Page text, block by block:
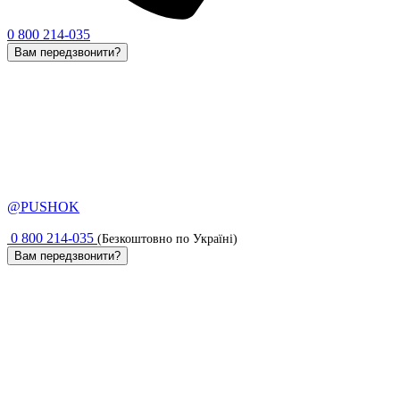
0 800 214-035
Вам передзвонити?
@PUSHOK
0 800 214-035 (Безкоштовно по Україні)
Вам передзвонити?